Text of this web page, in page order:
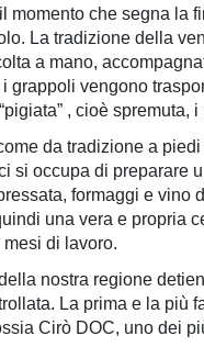
momento che segna la
La tradizione della
a mano,
grappoli vengono
, cioè spremuta, i
da tradizione a
si occupa di preparare
formaggi e vino
una vera e propria
di lavoro.
nostra regione
La prima e la più
Cirò DOC, uno dei